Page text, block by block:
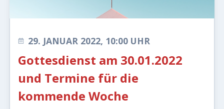
29. JANUAR 2022, 10:00 UHR
Gottesdienst am 30.01.2022
und Termine für die
kommende Woche